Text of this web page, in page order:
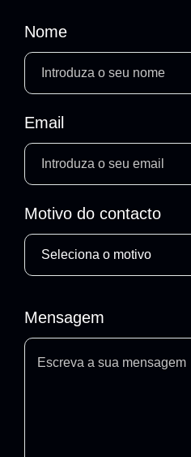
Nome
Email
Motivo do contacto
Mensagem